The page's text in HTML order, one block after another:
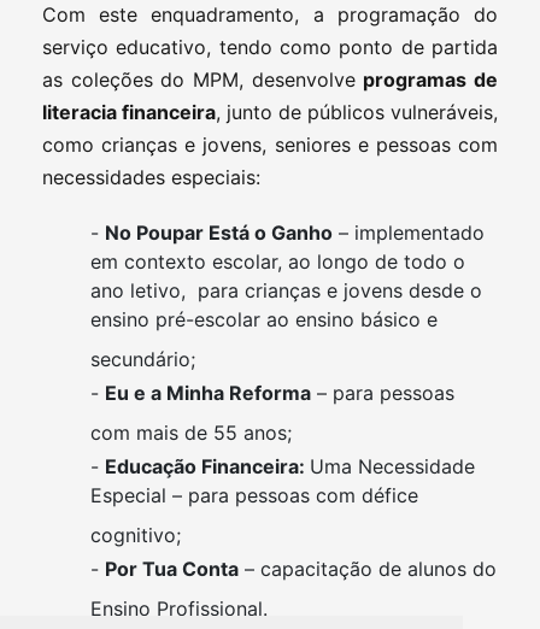
Com este enquadramento, a programação do
serviço educativo, tendo como ponto de partida
as coleções do MPM, desenvolve programas de
literacia financeira, junto de públicos vulneráveis,
como crianças e jovens, seniores e pessoas com
necessidades especiais:
- No Poupar Está o Ganho – implementado
em contexto escolar, ao longo de todo o
ano letivo, para crianças e jovens desde o
ensino pré-escolar ao ensino básico e
secundário;
- Eu e a Minha Reforma – para pessoas
com mais de 55 anos;
- Educação Financeira: Uma Necessidade
Especial – para pessoas com défice
cognitivo;
- Por Tua Conta – capacitação de alunos do
Ensino Profissional.